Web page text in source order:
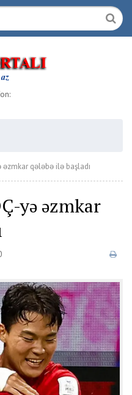
əzmkar qələbə ilə başladı
yə əzmkar